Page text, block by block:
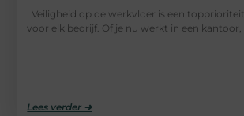
Veiligheid op de werkvloer is een topprioriteit
voor elk bedrijf. Of je nu werkt in een kantoor,
Lees verder ➜